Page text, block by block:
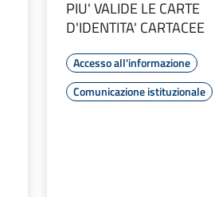
PIU' VALIDE LE CARTE
D'IDENTITA' CARTACEE
Accesso all'informazione
Comunicazione istituzionale